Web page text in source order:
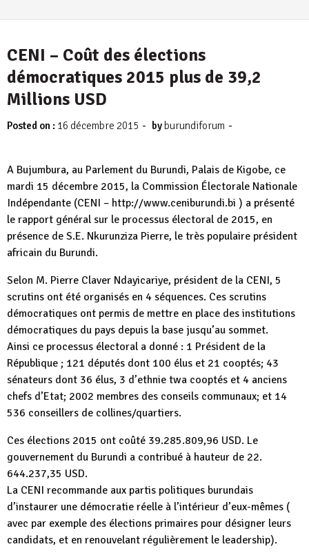
CENI – Coût des élections
démocratiques 2015 plus de 39,2
Millions USD
Posted on : 16 décembre 2015 - by burundiforum -
A Bujumbura, au Parlement du Burundi, Palais de Kigobe, ce
mardi 15 décembre 2015, la Commission Électorale Nationale
Indépendante (CENI – http://www.ceniburundi.bi ) a présenté
le rapport général sur le processus électoral de 2015, en
présence de S.E. Nkurunziza Pierre, le très populaire président
africain du Burundi.
Selon M. Pierre Claver Ndayicariye, président de la CENI, 5
scrutins ont été organisés en 4 séquences. Ces scrutins
démocratiques ont permis de mettre en place des institutions
démocratiques du pays depuis la base jusqu’au sommet.
Ainsi ce processus électoral a donné : 1 Président de la
République ; 121 députés dont 100 élus et 21 cooptés; 43
sénateurs dont 36 élus, 3 d’ethnie twa cooptés et 4 anciens
chefs d’Etat; 2002 membres des conseils communaux; et 14
536 conseillers de collines/quartiers.
Ces élections 2015 ont coûté 39.285.809,96 USD. Le
gouvernement du Burundi a contribué à hauteur de 22.
644.237,35 USD.
La CENI recommande aux partis politiques burundais
d’instaurer une démocratie réelle à l’intérieur d’eux-mêmes (
avec par exemple des élections primaires pour désigner leurs
candidats, et en renouvelant régulièrement le leadership).